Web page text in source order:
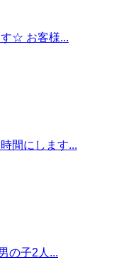
☆ お客様...
間にします...
の子2人...